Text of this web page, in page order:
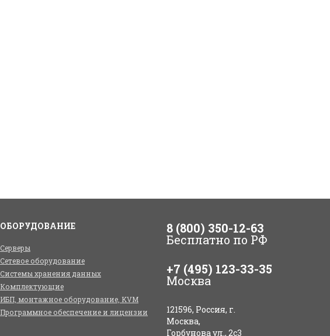
ОБОРУДОВАНИЕ
Серверы
Сетевое оборудование
Системы хранения данных
Комплектующие
ИБП, монтажное оборудование, KVM
Программное обеспечение и лицензии
8 (800) 350-12-63
Бесплатно по РФ
+7 (495) 123-33-35
Москва
121596, Россия, г.
Москва,
Горбунова ул., 2с3